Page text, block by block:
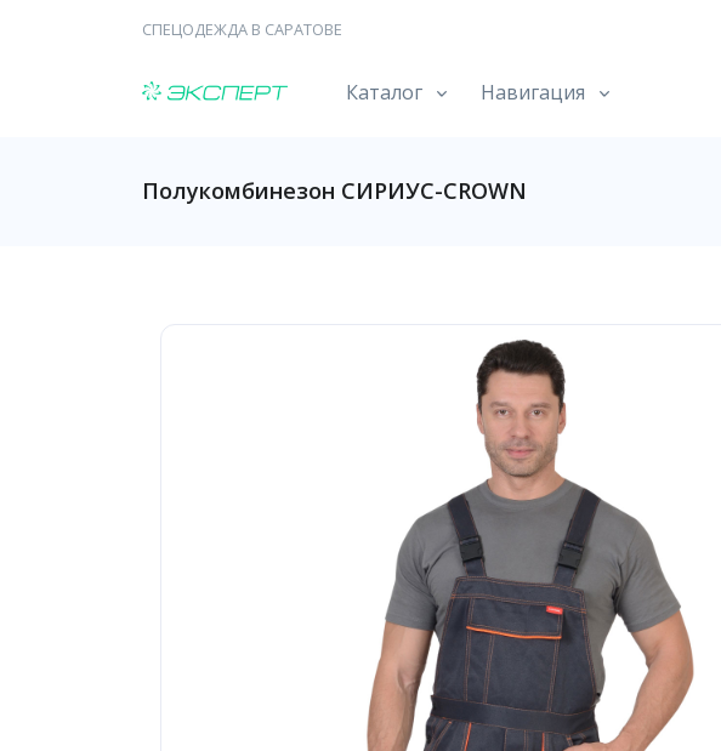
СПЕЦОДЕЖДА В САРАТОВЕ
Каталог Навигация
Полукомбинезон СИРИУС-CROWN